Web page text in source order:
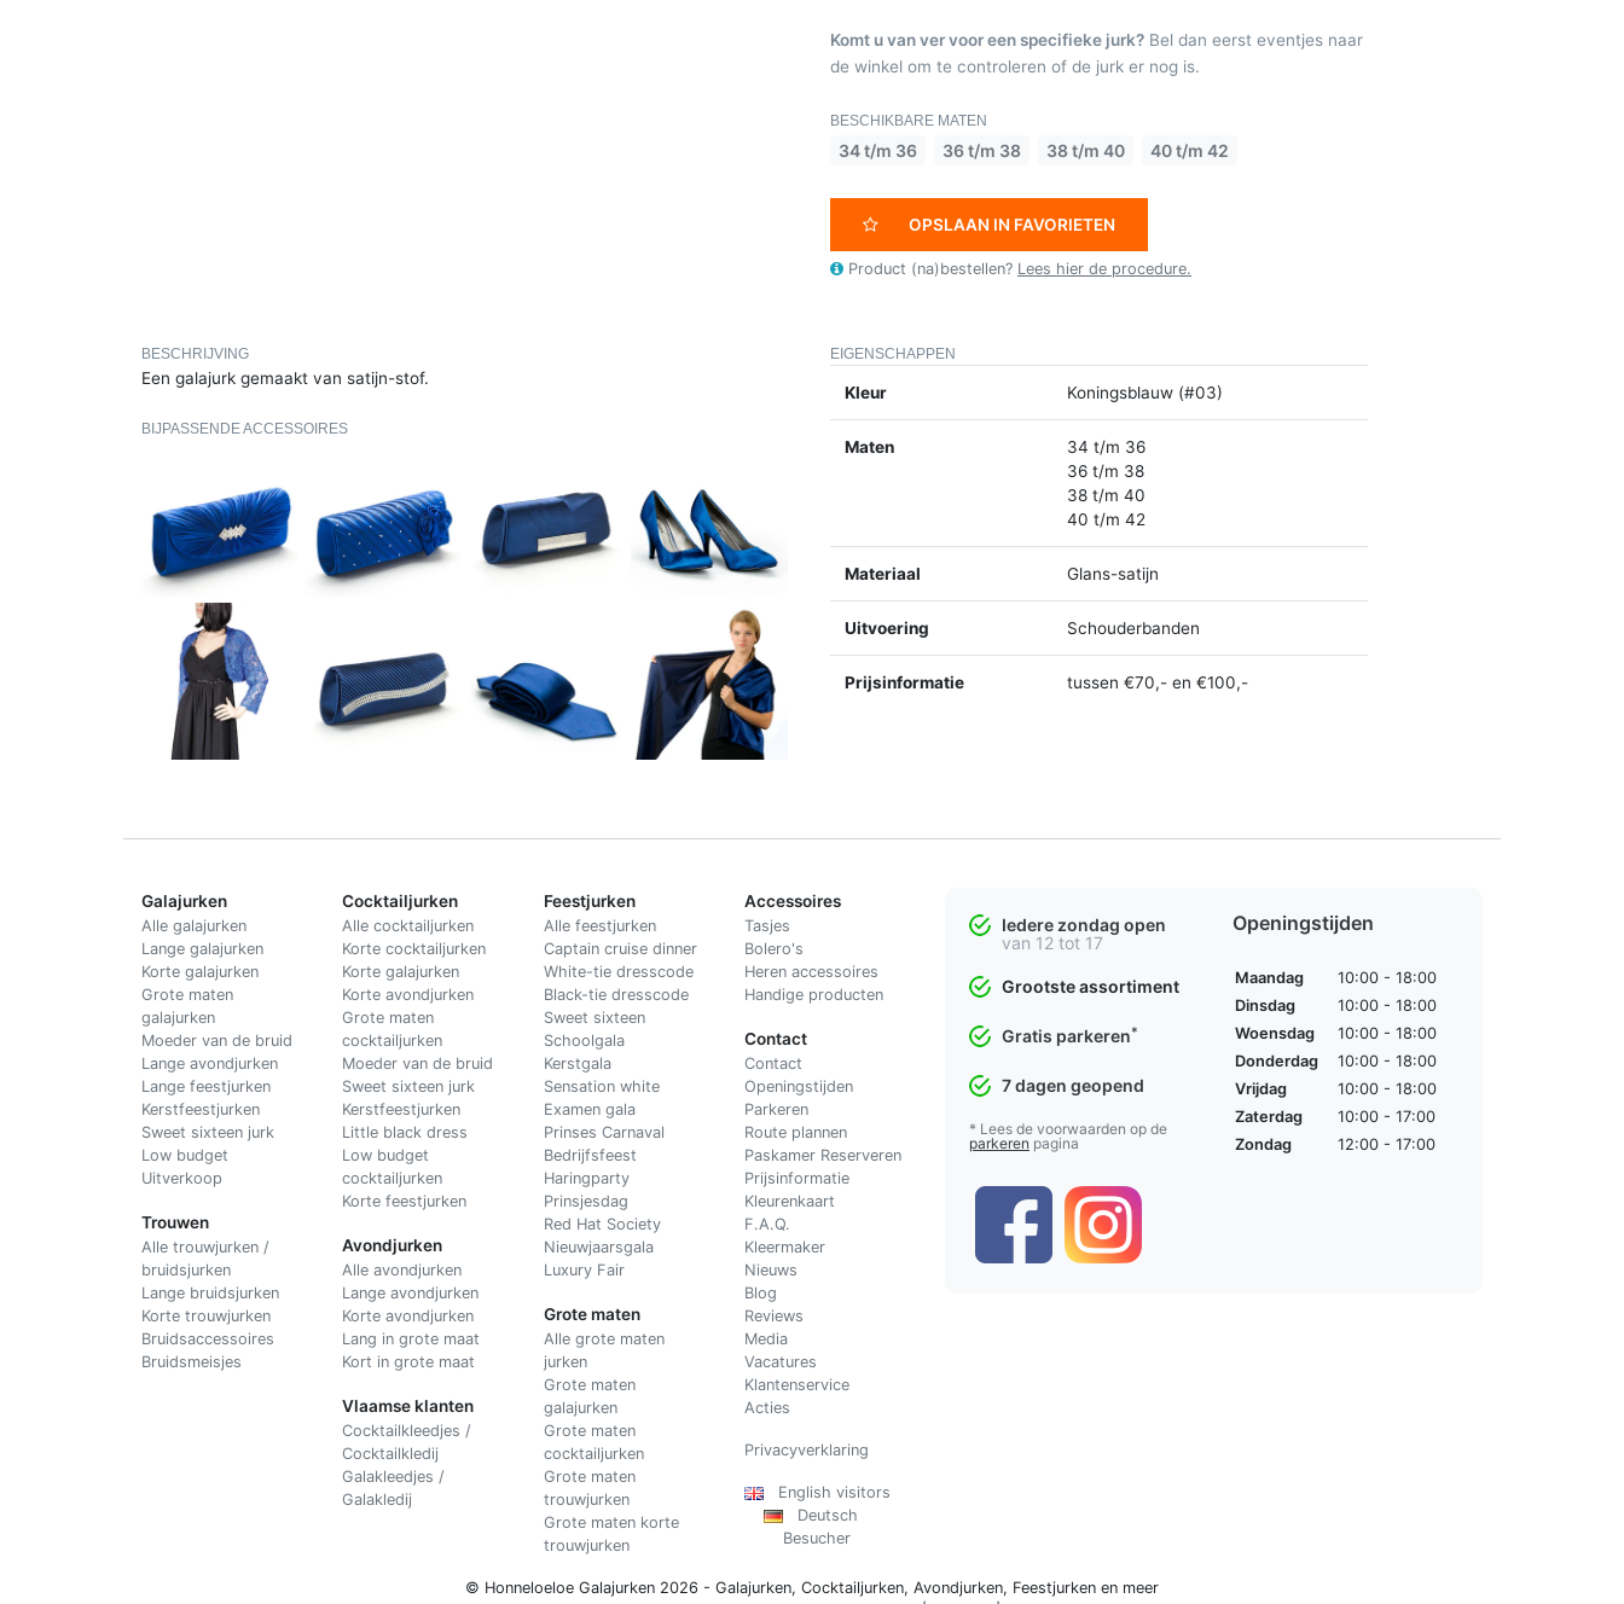
Komt u van ver voor een specifieke jurk? Bel dan eerst eventjes naar
de winkel om te controleren of de jurk er nog is.
BESCHIKBARE MATEN
34 t/m 36 36 t/m 38 38 t/m 40 40 t/m 42
OPSLAAN IN FAVORIETEN
Product (na)bestellen? Lees hier de procedure.
BESCHRIJVING
Een galajurk gemaakt van satijn-stof.
BIJPASSENDE ACCESSOIRES
EIGENSCHAPPEN
Kleur Koningsblauw (#03)
Maten
34 t/m 36
36 t/m 38
38 t/m 40
40 t/m 42
Materiaal Glans-satijn
Uitvoering Schouderbanden
Prijsinformatie tussen €70,- en €100,-
Galajurken
Alle galajurken
Lange galajurken
Korte galajurken
Grote maten
galajurken
Moeder van de bruid
Lange avondjurken
Lange feestjurken
Kerstfeestjurken
Sweet sixteen jurk
Low budget
Uitverkoop
Trouwen
Alle trouwjurken /
bruidsjurken
Lange bruidsjurken
Korte trouwjurken
Bruidsaccessoires
Bruidsmeisjes
Cocktailjurken
Alle cocktailjurken
Korte cocktailjurken
Korte galajurken
Korte avondjurken
Grote maten
cocktailjurken
Moeder van de bruid
Sweet sixteen jurk
Kerstfeestjurken
Little black dress
Low budget
cocktailjurken
Korte feestjurken
Avondjurken
Alle avondjurken
Lange avondjurken
Korte avondjurken
Lang in grote maat
Kort in grote maat
Vlaamse klanten
Cocktailkleedjes /
Cocktailkledij
Galakleedjes /
Galakledij
Feestjurken
Alle feestjurken
Captain cruise dinner
White-tie dresscode
Black-tie dresscode
Sweet sixteen
Schoolgala
Kerstgala
Sensation white
Examen gala
Prinses Carnaval
Bedrijfsfeest
Haringparty
Prinsjesdag
Red Hat Society
Nieuwjaarsgala
Luxury Fair
Grote maten
Alle grote maten
jurken
Grote maten
galajurken
Grote maten
cocktailjurken
Grote maten
trouwjurken
Grote maten korte
trouwjurken
Accessoires
Tasjes
Bolero's
Heren accessoires
Handige producten
Contact
Contact
Openingstijden
Parkeren
Route plannen
Paskamer Reserveren
Prijsinformatie
Kleurenkaart
F.A.Q.
Kleermaker
Nieuws
Blog
Reviews
Media
Vacatures
Klantenservice
Acties
Privacyverklaring
English visitors
Deutsch
Besucher
Iedere zondag open
van 12 tot 17
Grootste assortiment
Gratis parkeren*
7 dagen geopend
* Lees de voorwaarden op de
parkeren pagina
Openingstijden
Maandag
10:00 - 18:00
Dinsdag
10:00 - 18:00
Woensdag
10:00 - 18:00
Donderdag
10:00 - 18:00
Vrijdag
10:00 - 18:00
Zaterdag
10:00 - 17:00
Zondag
12:00 - 17:00
© Honneloeloe Galajurken 2026 - Galajurken, Cocktailjurken, Avondjurken, Feestjurken en meer